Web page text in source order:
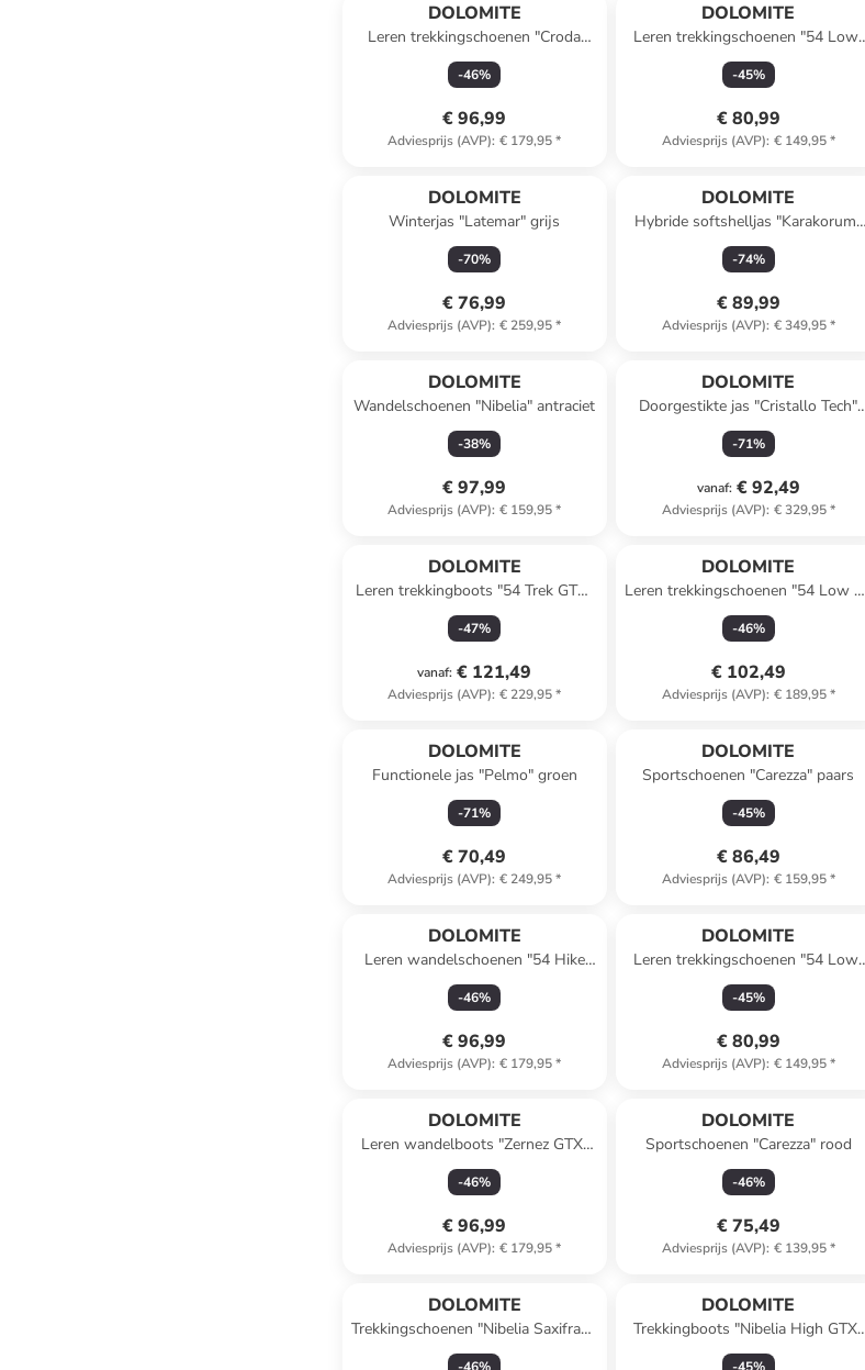
DOLOMITE
Leren trekkingschoenen "Croda
Nera GTX" rood
-46%
€ 96,99
Adviesprijs (AVP): € 179,95*
DOLOMITE
Leren trekkingschoenen "54 Low"
kaki
-45%
€ 80,99
Adviesprijs (AVP): € 149,95*
DOLOMITE
Winterjas "Latemar" grijs
-70%
€ 76,99
Adviesprijs (AVP): € 259,95*
DOLOMITE
Hybride softshelljas "Karakorum"
beige
-74%
€ 89,99
Adviesprijs (AVP): € 349,95*
DOLOMITE
Wandelschoenen "Nibelia" antraciet
-38%
€ 97,99
Adviesprijs (AVP): € 159,95*
DOLOMITE
Doorgestikte jas "Cristallo Tech"
zwart
-71%
vanaf: € 92,49
Adviesprijs (AVP): € 329,95*
DOLOMITE
Leren trekkingboots "54 Trek GTX"
roze
-47%
vanaf: € 121,49
Adviesprijs (AVP): € 229,95*
DOLOMITE
Leren trekkingschoenen "54 Low Fg
Evo GTX" grijs
-46%
€ 102,49
Adviesprijs (AVP): € 189,95*
DOLOMITE
Functionele jas "Pelmo" groen
-71%
€ 70,49
Adviesprijs (AVP): € 249,95*
DOLOMITE
Sportschoenen "Carezza" paars
-45%
€ 86,49
Adviesprijs (AVP): € 159,95*
DOLOMITE
Leren wandelschoenen "54 Hike
Low Evo GTX" grijs/zwart
-46%
€ 96,99
Adviesprijs (AVP): € 179,95*
DOLOMITE
Leren trekkingschoenen "54 Low"
groen
-45%
€ 80,99
Adviesprijs (AVP): € 149,95*
DOLOMITE
Leren wandelboots "Zernez GTX"
grijs
-46%
€ 96,99
Adviesprijs (AVP): € 179,95*
DOLOMITE
Sportschoenen "Carezza" rood
-46%
€ 75,49
Adviesprijs (AVP): € 139,95*
DOLOMITE
Trekkingschoenen "Nibelia Saxifraga
2.0 High" grijs
DOLOMITE
Trekkingboots "Nibelia High GTX"
kaki